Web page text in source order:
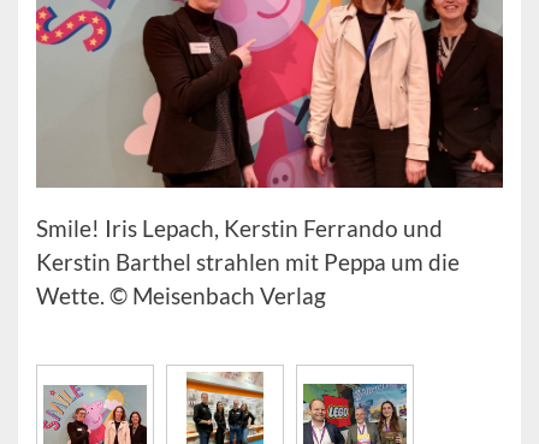
Smile! Iris Lepach, Kerstin Ferrando und
Kerstin Barthel strahlen mit Peppa um die
Wette. © Meisenbach Verlag